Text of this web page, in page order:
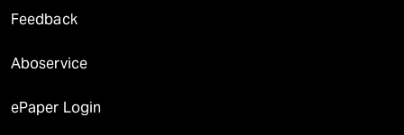
Feedback
Aboservice
ePaper Login